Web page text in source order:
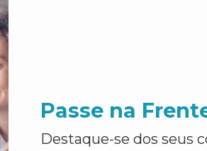
Passe na
Destaque-se dos seus